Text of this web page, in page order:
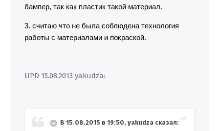
бампер, так как пластик такой материал.
3. считаю что не была соблюдена технология
работы с материалами и покраской.
UPD 15.08.2013 yakudza:
В 15.08.2015 в 19:50, yakudza сказал: